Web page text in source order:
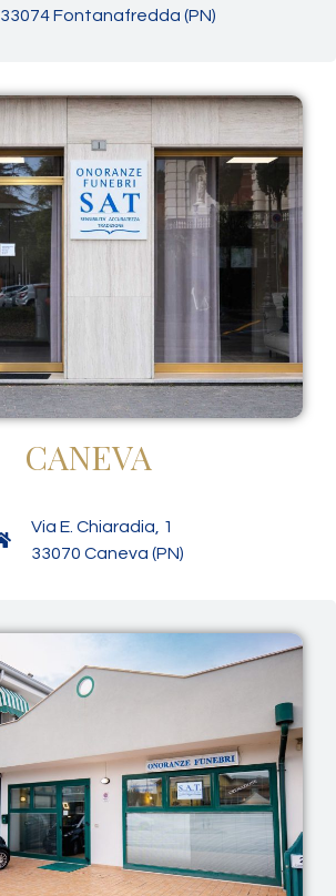
33074 Fontanafredda (PN)
CANEVA
Via E. Chiaradia, 1
33070 Caneva (PN)